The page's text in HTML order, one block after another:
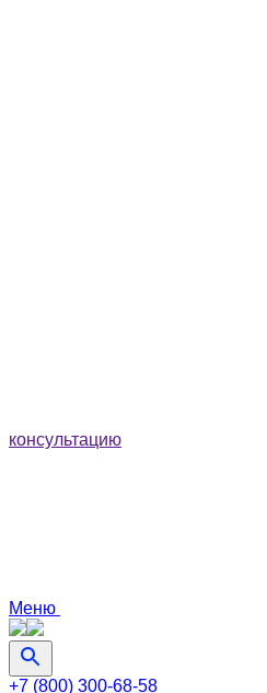
консультацию
Меню
+7 (800) 300-68-58